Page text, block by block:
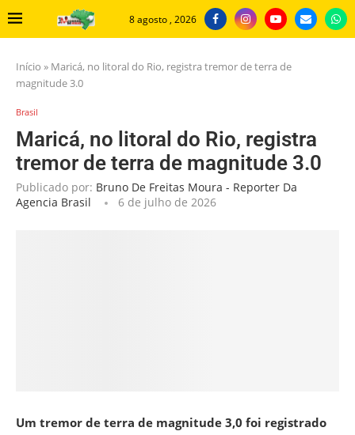
8 agosto , 2026
Início » Maricá, no litoral do Rio, registra tremor de terra de
magnitude 3.0
Brasil
Maricá, no litoral do Rio, registra
tremor de terra de magnitude 3.0
Publicado por: Bruno De Freitas Moura - Reporter Da
Agencia Brasil
6 de julho de 2026
Um tremor de terra de magnitude 3,0 foi registrado